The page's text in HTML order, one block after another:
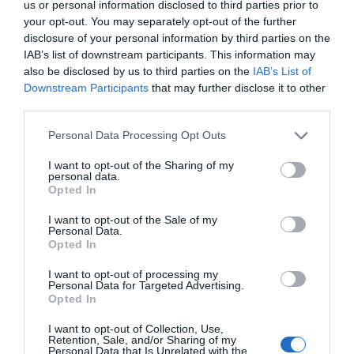
us or personal information disclosed to third parties prior to
your opt-out. You may separately opt-out of the further
disclosure of your personal information by third parties on the
IAB’s list of downstream participants. This information may
also be disclosed by us to third parties on the IAB’s List of
Downstream Participants that may further disclose it to other
Personal Data Processing Opt Outs
I want to opt-out of the Sharing of my
personal data.
Opted In
I want to opt-out of the Sale of my
Personal Data.
Opted In
I want to opt-out of processing my
Personal Data for Targeted Advertising.
Opted In
I want to opt-out of Collection, Use,
Retention, Sale, and/or Sharing of my
Personal Data that Is Unrelated with the
El anochecer es una oportunidad de vivir un momento
decisivo, es el momento en el que hemos de atrevernos
a entrar en la oscuridad misteriosa de la noche,
teniendo aún entre los dedos la seguridad de la luz del
día. El anochecer requiere esa chispa de valentía que
No estoy de acuerdo con los que sólo ven melancolía en
esos momentos que se tiñen de rosa y gris, en esos en
los que un velo vaporoso va cubriendo todo el paisaje,
como si lo difuminara. El anochecer es un momento
para estar seguro de los colores con los que has vivido y
Los días de verano que subo a mi atalaya privilegiada
oportunidad de asimilar que debes dejar lo que ha sido